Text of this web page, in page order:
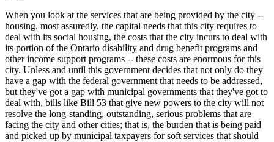
When you look at the services that are being provided by the city --
housing, most assuredly, the capital needs that this city requires to
deal with its social housing, the costs that the city incurs to deal with
its portion of the Ontario disability and drug benefit programs and
other income support programs -- these costs are enormous for this
city. Unless and until this government decides that not only do they
have a gap with the federal government that needs to be addressed,
but they've got a gap with municipal governments that they've got to
deal with, bills like Bill 53 that give new powers to the city will not
resolve the long-standing, outstanding, serious problems that are
facing the city and other cities; that is, the burden that is being paid
and picked up by municipal taxpayers for soft services that should